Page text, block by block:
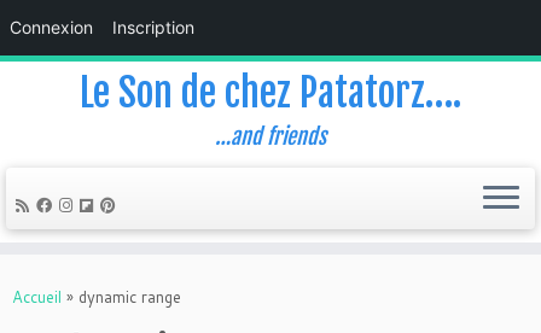
Connexion Inscription
Le Son de chez Patatorz….
…and friends
Accueil » dynamic range